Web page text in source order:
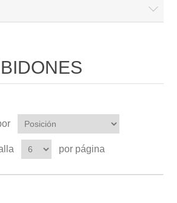
BIDONES
por página